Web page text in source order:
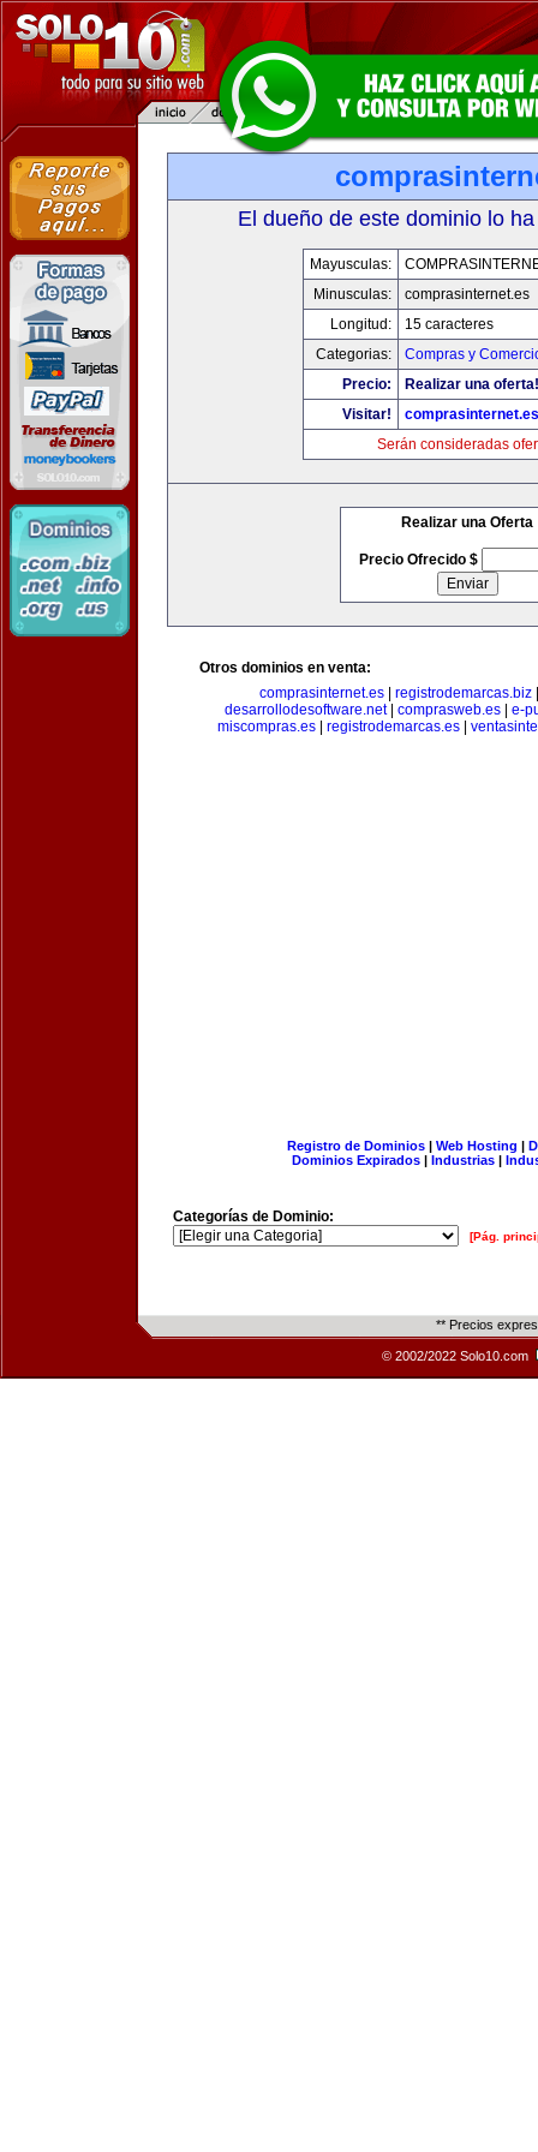
El dueño de este dominio lo
Mayusculas:
Minusculas:
comprasinternet.es
Longitud:
15 caracteres
Categorias:
Compras y
Precio:
Realizar una oferta!
Visitar!
comprasinternet.es
Serán consideradas
Realizar una Oferta
Precio Ofrecido $
Otros dominios en venta:
comprasinternet.es
registrodemarcas.biz
desarrollodesoftware.net| comprasweb.es| e-
miscompras.es
registrodemarcas.es
Registro de Dominios| Web Hosting |
Dominios Expirados | Industrias |
Categorías de Dominio:
[Pág.
** Precios
© 2002/2022 Solo10.com